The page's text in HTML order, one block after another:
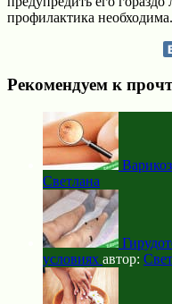
профилактика
Рекомендуем к
Светлана
условиях автор: